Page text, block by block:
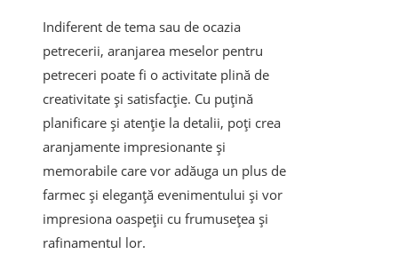
Indiferent de tema sau de ocazia
petrecerii, aranjarea meselor pentru
petreceri poate fi o activitate plină de
creativitate și satisfacție. Cu puțină
planificare și atenție la detalii, poți crea
aranjamente impresionante și
memorabile care vor adăuga un plus de
farmec și eleganță evenimentului și vor
impresiona oaspeții cu frumusețea și
rafinamentul lor.